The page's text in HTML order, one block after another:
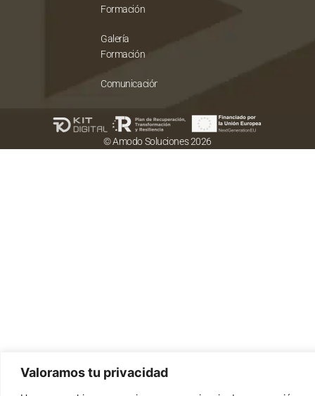
Valoramos tu privacidad
Formación
Galería
Formación
Comunicación
© Amodo Soluciones 2026